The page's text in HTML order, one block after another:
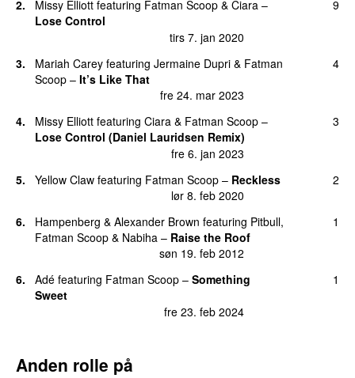
2. Missy Elliott featuring Fatman Scoop & Ciara –
Lose Control
tirs 7. jan 2020
9
3. Mariah Carey featuring Jermaine Dupri & Fatman
Scoop – It’s Like That
fre 24. mar 2023
4
4. Missy Elliott featuring Ciara & Fatman Scoop –
Lose Control (Daniel Lauridsen Remix)
fre 6. jan 2023
3
5. Yellow Claw featuring Fatman Scoop – Reckless
lør 8. feb 2020
2
6. Hampenberg & Alexander Brown featuring Pitbull,
Fatman Scoop & Nabiha – Raise the Roof
søn 19. feb 2012
1
6. Adé featuring Fatman Scoop – Something
Sweet
fre 23. feb 2024
1
Anden rolle på